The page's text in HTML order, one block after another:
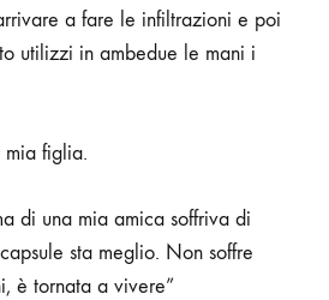
a fare le infiltrazioni e poi
utilizzi in ambedue le mani i
mia figlia.
di una mia amica soffriva di
sta meglio. Non soffre
è tornata a vivere”